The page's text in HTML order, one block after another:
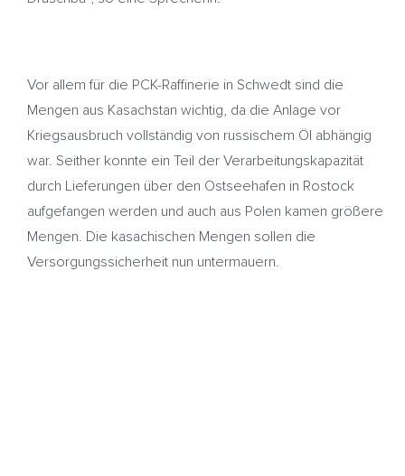
Vor allem für die PCK-Raffinerie in Schwedt sind die
Mengen aus Kasachstan wichtig, da die Anlage vor
Kriegsausbruch vollständig von russischem Öl abhängig
war. Seither konnte ein Teil der Verarbeitungskapazität
durch Lieferungen über den Ostseehafen in Rostock
aufgefangen werden und auch aus Polen kamen größere
Mengen. Die kasachischen Mengen sollen die
Versorgungssicherheit nun untermauern.